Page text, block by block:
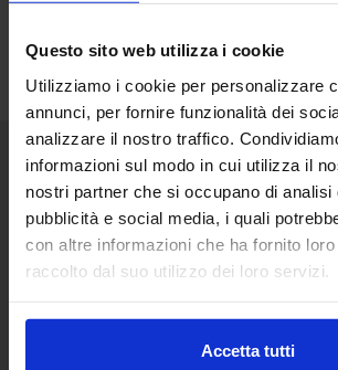
Questo sito web utilizza i cookie
Utilizziamo i cookie per personalizzare
annunci, per fornire funzionalità dei
analizzare il nostro traffico.
informazioni sul modo in cui utilizza il
nostri partner che si occupano di analisi
pubblicità e social media, i quali
con altre informazioni che ha fornito
raccolto dal suo utilizzo dei loro servizi.
Accetta tutti
Senaf srl
+ 39 02.332039460
Progetto e direzione